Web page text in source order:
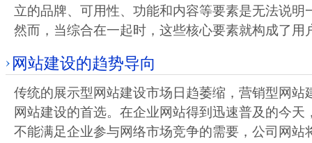
立的品牌、可用性、功能和内容等要素是无法说明
然而，当综合在一起时，这些核心要素就构成了用
网站建设的趋势导向
传统的展示型网站建设市场日趋萎缩，营销型网站
网站建设的首选。在企业网站得到迅速普及的今天
不能满足企业参与网络市场竞争的需要，公司网站